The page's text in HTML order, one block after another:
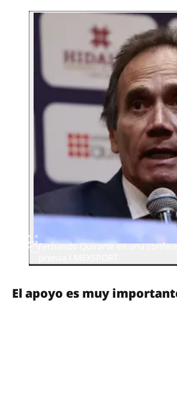
Fernando Quirarte en una
El apoyo es muy